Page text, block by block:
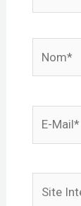
mail*
Internet